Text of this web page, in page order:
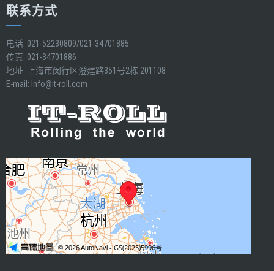
联系方式
电话: 021-52230809/021-34701885
传真: 021-34701886
地址: 上海市闵行区澄建路351号2栋 201108
E-mail: Info@it-roll.com